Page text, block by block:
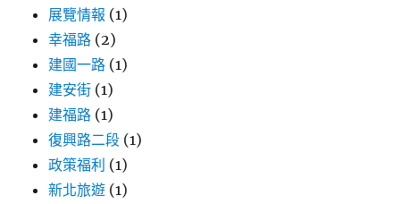
展覽情報 (1)
幸福路 (2)
建國一路 (1)
建安街 (1)
建福路 (1)
復興路二段 (1)
政策福利 (1)
新北旅遊 (1)